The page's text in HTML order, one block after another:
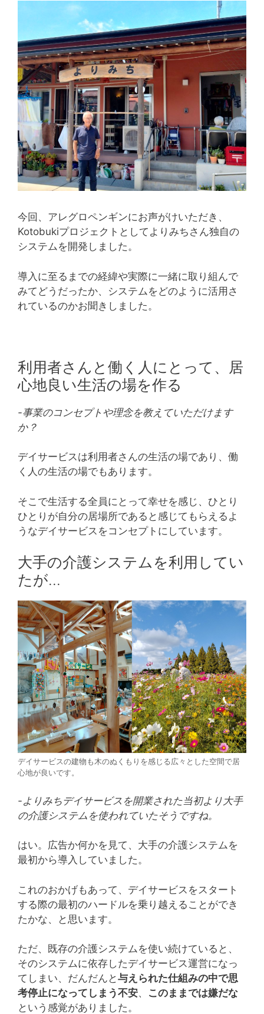
今回、アレグロペンギンにお声がけいただき、
Kotobukiプロジェクトとしてよりみちさん独自の
システムを開発しました。
導入に至るまでの経緯や実際に一緒に取り組んで
みてどうだったか、システムをどのように活用さ
れているのかお聞きしました。
利用者さんと働く人にとって、居
心地良い生活の場を作る
-事業のコンセプトや理念を教えていただけます
か？
デイサービスは利用者さんの生活の場であり、働
く人の生活の場でもあります。
そこで生活する全員にとって幸せを感じ、ひとり
ひとりが自分の居場所であると感じてもらえるよ
うなデイサービスをコンセプトにしています。
大手の介護システムを利用してい
たが…
デイサービスの建物も木のぬくもりを感じる広々とした空間で居
心地が良いです。
-よりみちデイサービスを開業された当初より大手
の介護システムを使われていたそうですね。
はい。広告か何かを見て、大手の介護システムを
最初から導入していました。
これのおかげもあって、デイサービスをスタート
する際の最初のハードルを乗り越えることができ
たかな、と思います。
ただ、既存の介護システムを使い続けていると、
そのシステムに依存したデイサービス運営になっ
てしまい、だんだんと与えられた仕組みの中で思
考停止になってしまう不安、 このままでは嫌だな
という感覚がありました。